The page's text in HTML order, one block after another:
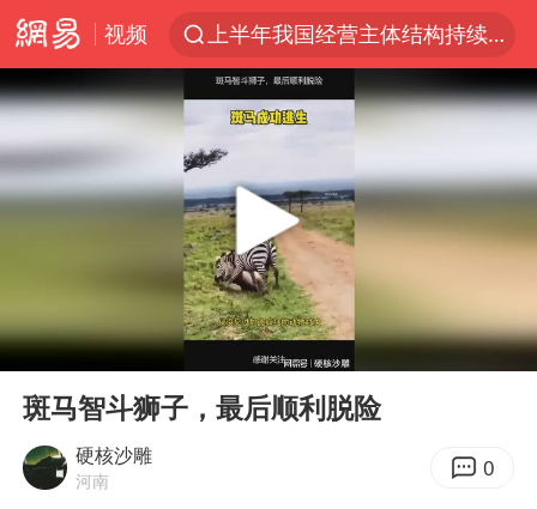
视频
上半年我国经营主体结构持续优化
俄称边境州遭乌大规模袭击已致13伤
《披荆斩棘2026》阵容官宣
全球最大级别运输船通过长江大桥
白海豚北上或致京津冀暴雨
《龙餐馆》 冲奖
Play
00:00 00:36
斑马智斗狮子，最后顺利脱险
硬核沙雕
河南 0